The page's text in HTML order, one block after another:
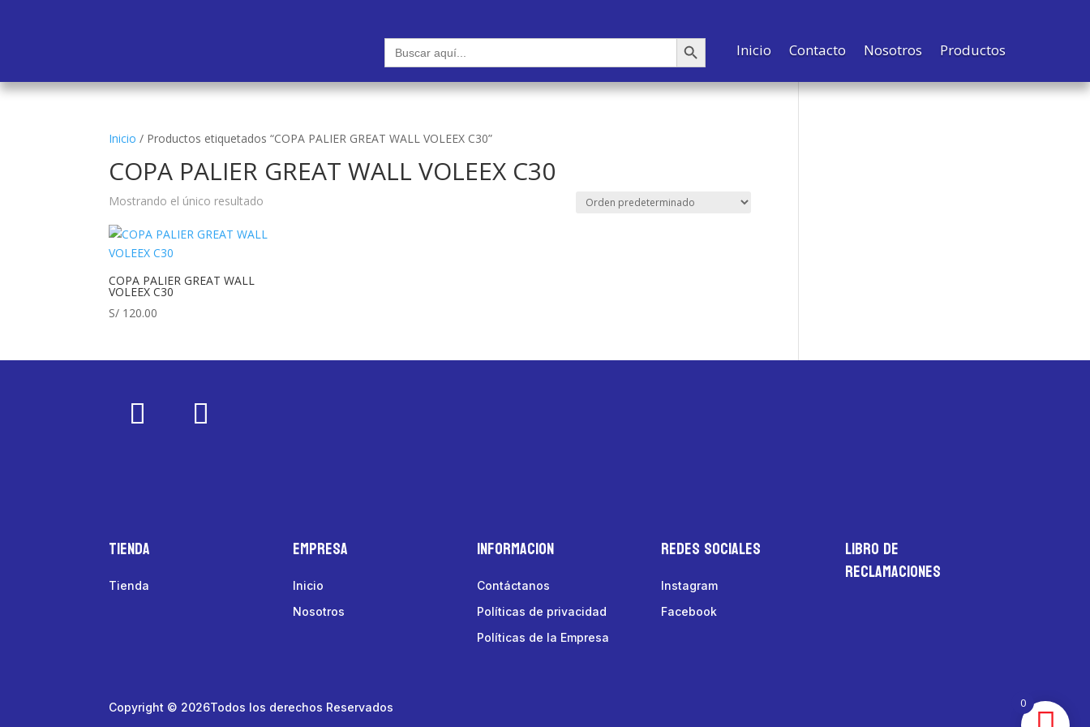
Buscar: Botón de búsqueda
Inicio Contacto Nosotros Productos
Inicio / Productos etiquetados “COPA PALIER GREAT WALL VOLEEX C30”
COPA PALIER GREAT WALL VOLEEX C30
Mostrando el único resultado
COPA PALIER GREAT WALL
VOLEEX C30
S/ 120.00
Tienda
Tienda
Empresa
Inicio
Nosotros
Informacion
Contáctanos
Políticas de privacidad
Políticas de la Empresa
Redes Sociales
Instagram
Facebook
LIBRO DE
RECLAMACIONES
Copyright © 2026Todos los derechos Reservados 0